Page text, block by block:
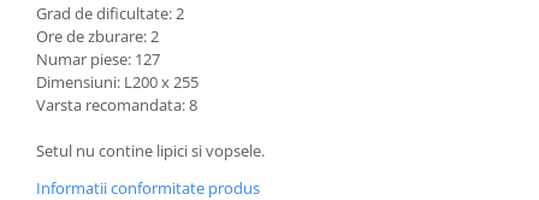
Grad de dificultate: 2
Ore de zburare: 2
Numar piese: 127
Dimensiuni: L200 x 255
Varsta recomandata: 8
Setul nu contine lipici si vopsele.
Informatii conformitate produs